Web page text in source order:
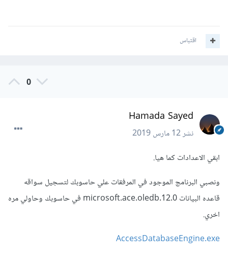
اقتباس
0
Hamada Sayed
نشر12 مارس 2019
ابقي الاعدادات كما هيا.
ونصبي البرنامج الموجود في المرفقات علي حاسوبك لتسجيل سواقه
قاعده البيانات microsoft.ace.oledb.12.0 في حاسوبك وحاولي مره
اخري.
AccessDatabaseEngine.exe